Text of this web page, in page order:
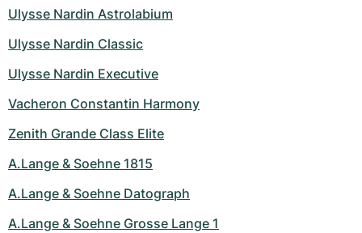
Ulysse Nardin Astrolabium
Ulysse Nardin Classic
Ulysse Nardin Executive
Vacheron Constantin Harmony
Zenith Grande Class Elite
A.Lange & Soehne 1815
A.Lange & Soehne Datograph
A.Lange & Soehne Grosse Lange 1